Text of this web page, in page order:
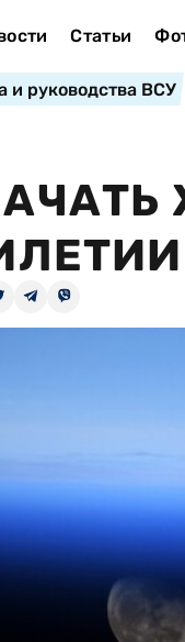
Статьи
и руководства ВСУ